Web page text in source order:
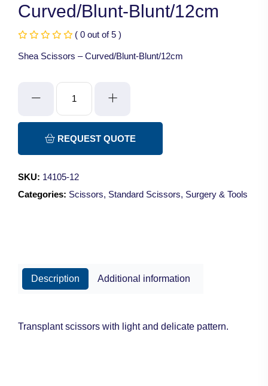
Curved/Blunt-Blunt/12cm
( 0 out of 5 )
Shea Scissors – Curved/Blunt-Blunt/12cm
-
Curved/Blunt-
Blunt/12cm
REQUEST QUOTE
SKU: 14105-12
Categories: Scissors, Standard Scissors, Surgery & Tools
Description Additional information
Transplant scissors with light and delicate pattern.